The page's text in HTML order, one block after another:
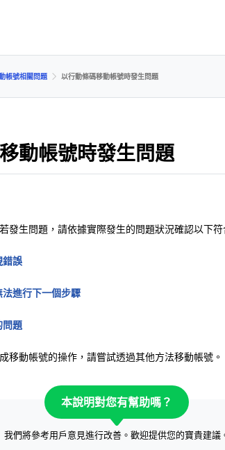
帳號相關問題 以行動條碼移動帳號時發生問題
動帳號時發生問題
發生問題，請依據實際發生的問題狀況確認以下符
錯誤
進行下一個步驟
問題
移動帳號的操作，請嘗試透過其他方法移動帳號。
本說明對您有幫助嗎？
我們將參考用戶意見進行改善。歡迎提供您的寶貴建議